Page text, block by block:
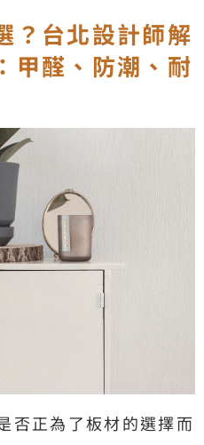
？台北設計師解
甲醛、防潮、耐
否正為了板材的選擇而